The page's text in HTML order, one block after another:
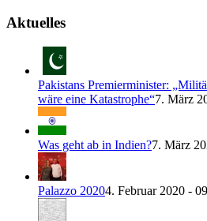
Aktuelles
Pakistans Premierminister:
wäre eine Katastrophe“7. März
Was geht ab in Indien?7. März
Palazzo 20204. Februar 2020 -